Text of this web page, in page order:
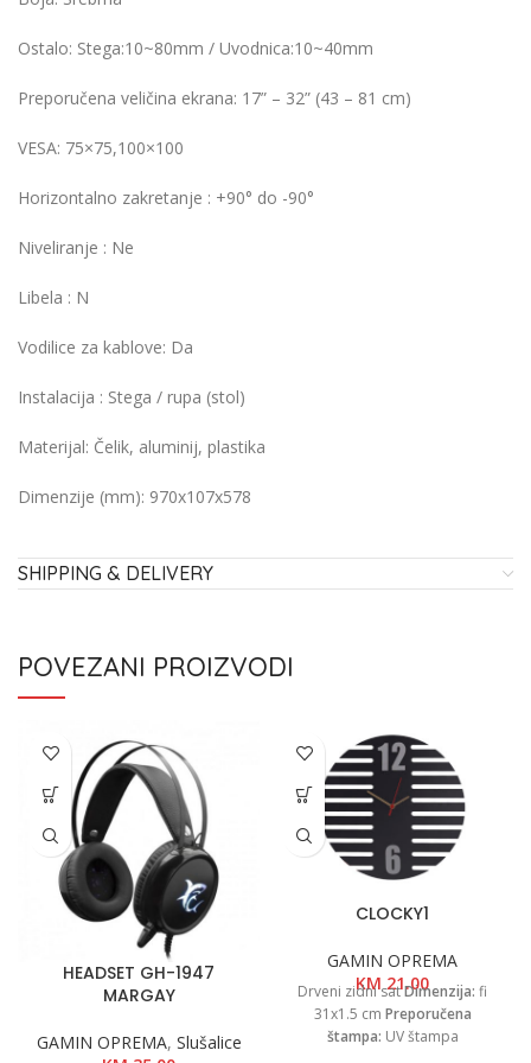
Ostalo: Stega:10~80mm / Uvodnica:10~40mm
Preporučena veličina ekrana: 17” – 32” (43 – 81 cm)
VESA: 75×75,100×100
Horizontalno zakretanje : +90° do -90°
Niveliranje : Ne
Libela : N
Vodilice za kablove: Da
Instalacija : Stega / rupa (stol)
Materijal: Čelik, aluminij, plastika
Dimenzije (mm): 970x107x578
SHIPPING & DELIVERY
POVEZANI PROIZVODI
HEADSET GH-1947
MARGAY
GAMIN OPREMA, Slušalice
CLOCKY1
GAMIN OPREMA
KM 21.00
Drveni zidni satDimenzija: fi
31x1.5 cm Preporučena
štampa: UV štampa